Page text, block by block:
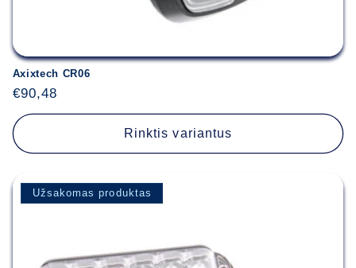
Axixtech CR06
Įprasta
kaina
€90,48
Rinktis variantus
Užsakomas produktas